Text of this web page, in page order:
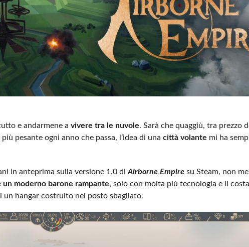
e andarmene a vivere tra le nuvole. Sarà che quaggiù, tra prezzo
pesante ogni anno che passa, l’idea di una città volante mi ha
in anteprima sulla versione 1.0 diAirborne Empiresu Steam, non
un moderno barone rampante, solo con molta più tecnologia e il
hangar costruito nel posto sbagliato.